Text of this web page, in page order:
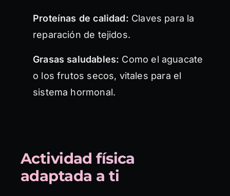
Proteínas de calidad: Claves para la
reparación de tejidos.
Grasas saludables: Como el aguacate
o los frutos secos, vitales para el
sistema hormonal.
Actividad física
adaptada a ti